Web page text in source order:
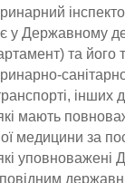
у Державному
та його
мають
медицини за
уповноважені